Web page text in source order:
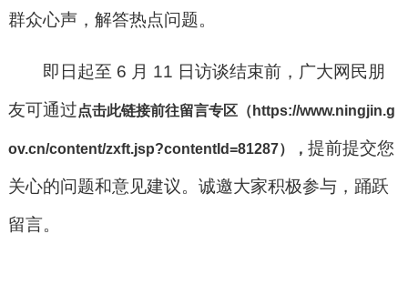
群众心声，解答热点问题。
即日起至 6 月 11 日访谈结束前，广大网民朋
友可通过点击此链接前往留言专区（https://www.ningjin.g
ov.cn/content/zxft.jsp?contentId=81287） ， 提前提交您
关心的问题和意见建议。诚邀大家积极参与，踊跃
留言。